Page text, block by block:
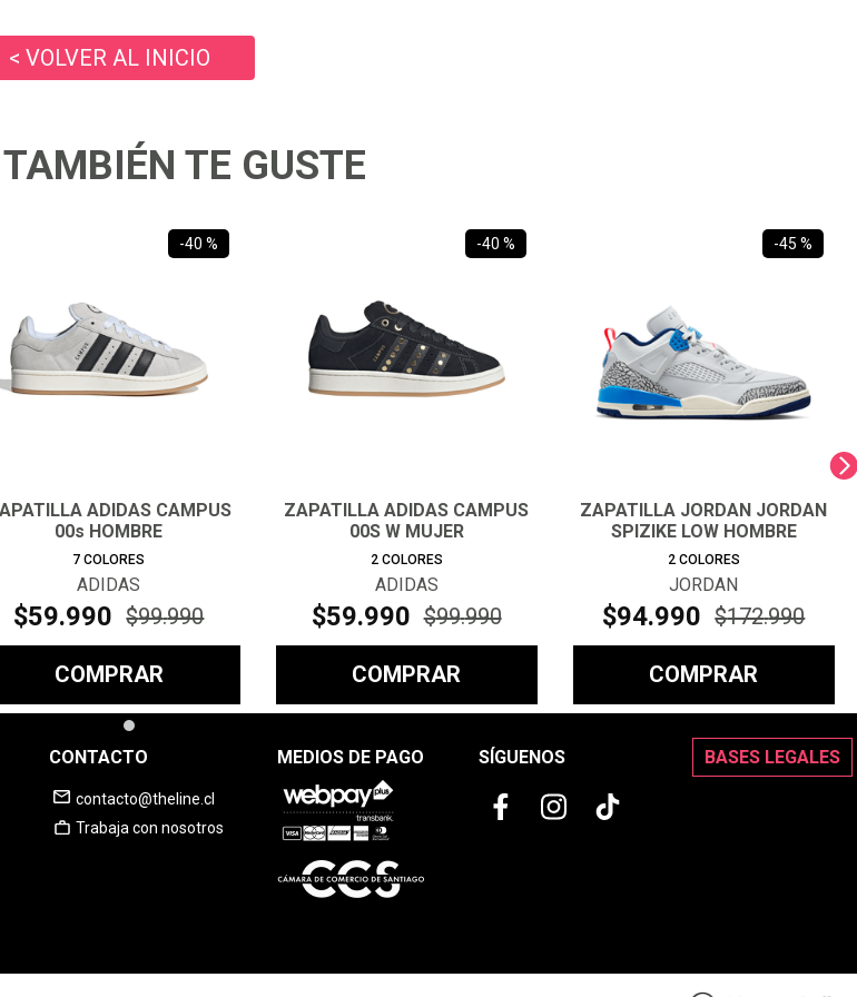
< VOLVER AL INICIO
TE GUSTE
-40 %
ADIDAS CAMPUS
00s HOMBRE
7 COLORES
ADIDAS
$59.990 $99.990
COMPRAR
-40 %
ZAPATILLA ADIDAS CAMPUS
00S W MUJER
2 COLORES
ADIDAS
$59.990 $99.990
COMPRAR
-45 %
ZAPATILLA JORDAN JORDAN
SPIZIKE LOW HOMBRE
2 COLORES
JORDAN
$94.990 $172.990
COMPRAR
CONTACTO
contacto@theline.cl
Trabaja con nosotros
MEDIOS DE PAGO SÍGUENOS BASES LEGALES